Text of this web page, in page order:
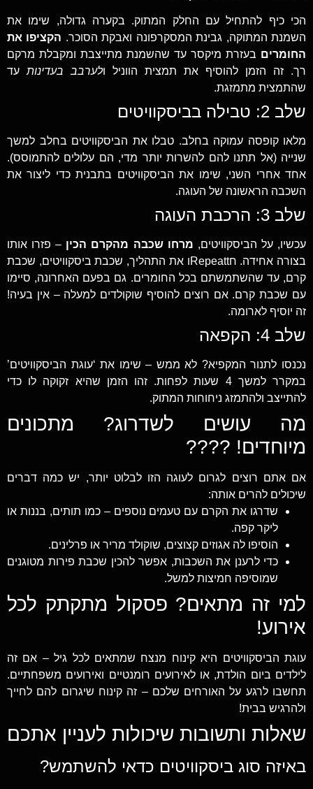
הכי כיף להתחיל עם החלק המתוק. בקערה גדולה, שימו את
השמנת המתוקה, גבינת המסקרפונה ואבקת הסוכר. הקציפו את
החומרים בעזרת מיקסר עד שהשמנת מתייצבת ומקבלת מרקם
רך. זה הזמן להוסיף את תמצית הווניל ולערבב בעדינות עד
שהתמצית מתמזגת.
שלב 2: טבילה בביסקוויטים
מלאו קופסה עמוקה בחלב. טבלו את הביסקוויטים בחלב למשך
שנייה (אל תתנו להם להשרות יותר מדי, הם עלולים להתמוסס).
אחד אחרי השני, שימו את הביסקוויטים בתבנית כדי ליצור את
השכבה הראשונה של העוגה.
שלב 3: הרכבת העוגה
עכשיו, על הביסקוויטים, מרחו שכבה מהקרם הכין – פזרו אותו
בצורה אחידה. חRepeattו את התהליך, שכבת ביסקוויטים, שכבת
קרם, עד שהשתמשתם בכל החומרים. גם בפעם האחרונה, סיימו
עם שכבת קרם. אם רוצים להוסיף שוקולדים למעלה – אין בעיה!
זה יוסיף לארומה.
שלב 4: הקפאה
נכנסו לתנור המקפיא? לא ממש – שימו את ‘עוגת הביסקוויטים’
במקרר למשך 4 שעות לפחות. זהו הזמן שהיא זקוקה לו כדי
להתייצב ולהתמזג ניחוחות המתוק.
מה עושים לשדרוג? מתכונים
מיוחדים! ????
אם אתם רוצים לגרום לעוגה הזו לבלוט יותר, יש כמה דברים
שיכולים להרים אותה:
שדרגו את הקרם עם טעמים נוספים – כמו תותים, בננות או
ליקר קפה.
הוסיפו לה אגוזים קצוצים, שוקולד מריר או פרלינים.
כדי לרענן את השכבות, אפשר להכין שכבת פירות מטוגנים
שמוסיפה חמיצות למשל.
למי זה מתאים? פסקול מתקתק לכל
אירוע!
עוגת הביסקוויטים היא קינוח מנצח שמתאים לכל גיל – אם זה
לילדים ביום הולדת, או לאירועים רומנטיים ואירועים משפחתיים.
תחשבו לרגע על האורחים שלכם – זה קינוח שיגרום להם לחייך
ולהרגיש בבית!
שאלות ותשובות שיכולות לעניין אתכם
באיזה סוג ביסקוויטים כדאי להשתמש?